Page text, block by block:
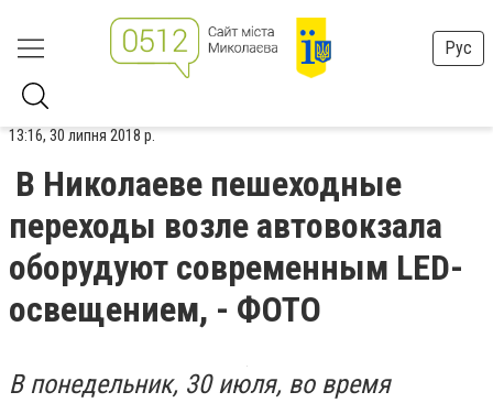
Рус
13:16, 30 липня 2018 р.
В Николаеве пешеходные
переходы возле автовокзала
оборудуют современным LED-
освещением, - ФОТО
В понедельник, 30 июля, во время